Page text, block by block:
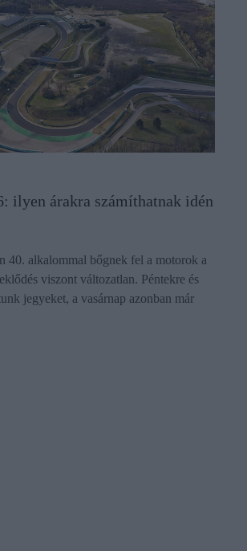
ilyen árakra számíthatnak idén
40. alkalommal bőgnek fel a motorok a
viszont változatlan. Péntekre és
jegyeket, a vasárnap azonban már